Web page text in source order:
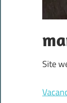
Site